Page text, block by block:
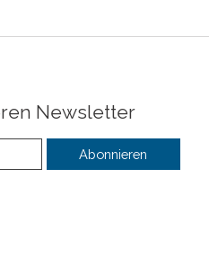
Newsletter
Abonnieren